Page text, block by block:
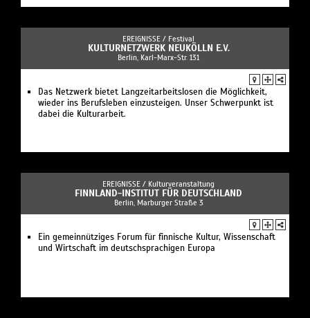
EREIGNISSE / Festival
KULTURNETZWERK NEUKÖLLN E.V.
Berlin, Karl-Marx-Str. 131
Das Netzwerk bietet Langzeitarbeitslosen die Möglichkeit,
wieder ins Berufsleben einzusteigen. Unser Schwerpunkt ist
dabei die Kulturarbeit.
EREIGNISSE / Kulturveranstaltung
FINNLAND-INSTITUT FÜR DEUTSCHLAND
Berlin, Marburger Straße 3
Ein gemeinnütziges Forum für finnische Kultur, Wissenschaft
und Wirtschaft im deutschsprachigen Europa